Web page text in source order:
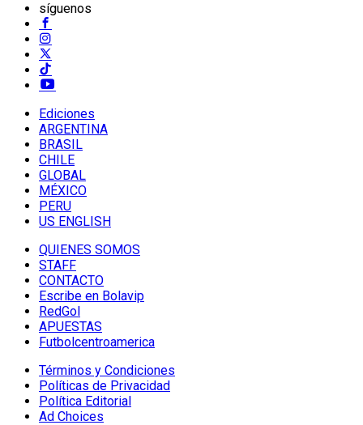
síguenos
Ediciones
ARGENTINA
BRASIL
CHILE
GLOBAL
MÉXICO
PERU
US ENGLISH
QUIENES SOMOS
STAFF
CONTACTO
Escribe en Bolavip
RedGol
APUESTAS
Futbolcentroamerica
Términos y Condiciones
Políticas de Privacidad
Política Editorial
Ad Choices